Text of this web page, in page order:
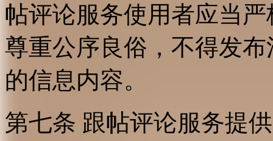
帖评论服务使用者应当
尊重公序良俗，不得发
的信息内容。
第七条 跟帖评论服务提